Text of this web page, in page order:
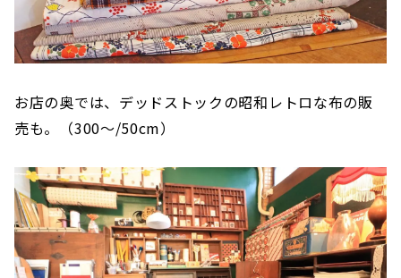
お店の奥では、デッドストックの昭和レトロな布の販
売も。（300〜/50cm）